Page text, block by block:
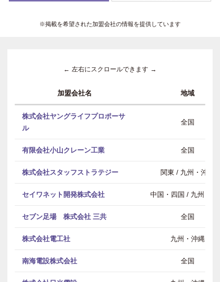
※掲載を希望された加盟会社の情報を提供しています
← 左右にスクロールできます →
加盟会社名 地域
株式会社ヤングライフプロポーサ
ル
全国
有限会社小山クレーン工業 全国
株式会社スタッフストラテジー 関東 / 九州・沖縄
セイワネット開発株式会社 中国・四国 / 九州・沖
セブン足場 株式会社 三共 全国
株式会社電工社 九州・沖縄
南海電設株式会社 全国